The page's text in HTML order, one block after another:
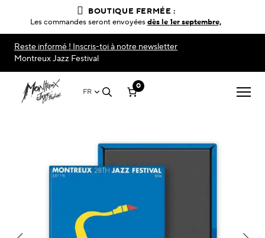
Reste informé ! Inscris-toi à notre newsletter
Montreux Jazz Festival
FR
0
BOUTIQUE FERMÉE :
Les commandes seront envoyéesdès le 1er septembre,